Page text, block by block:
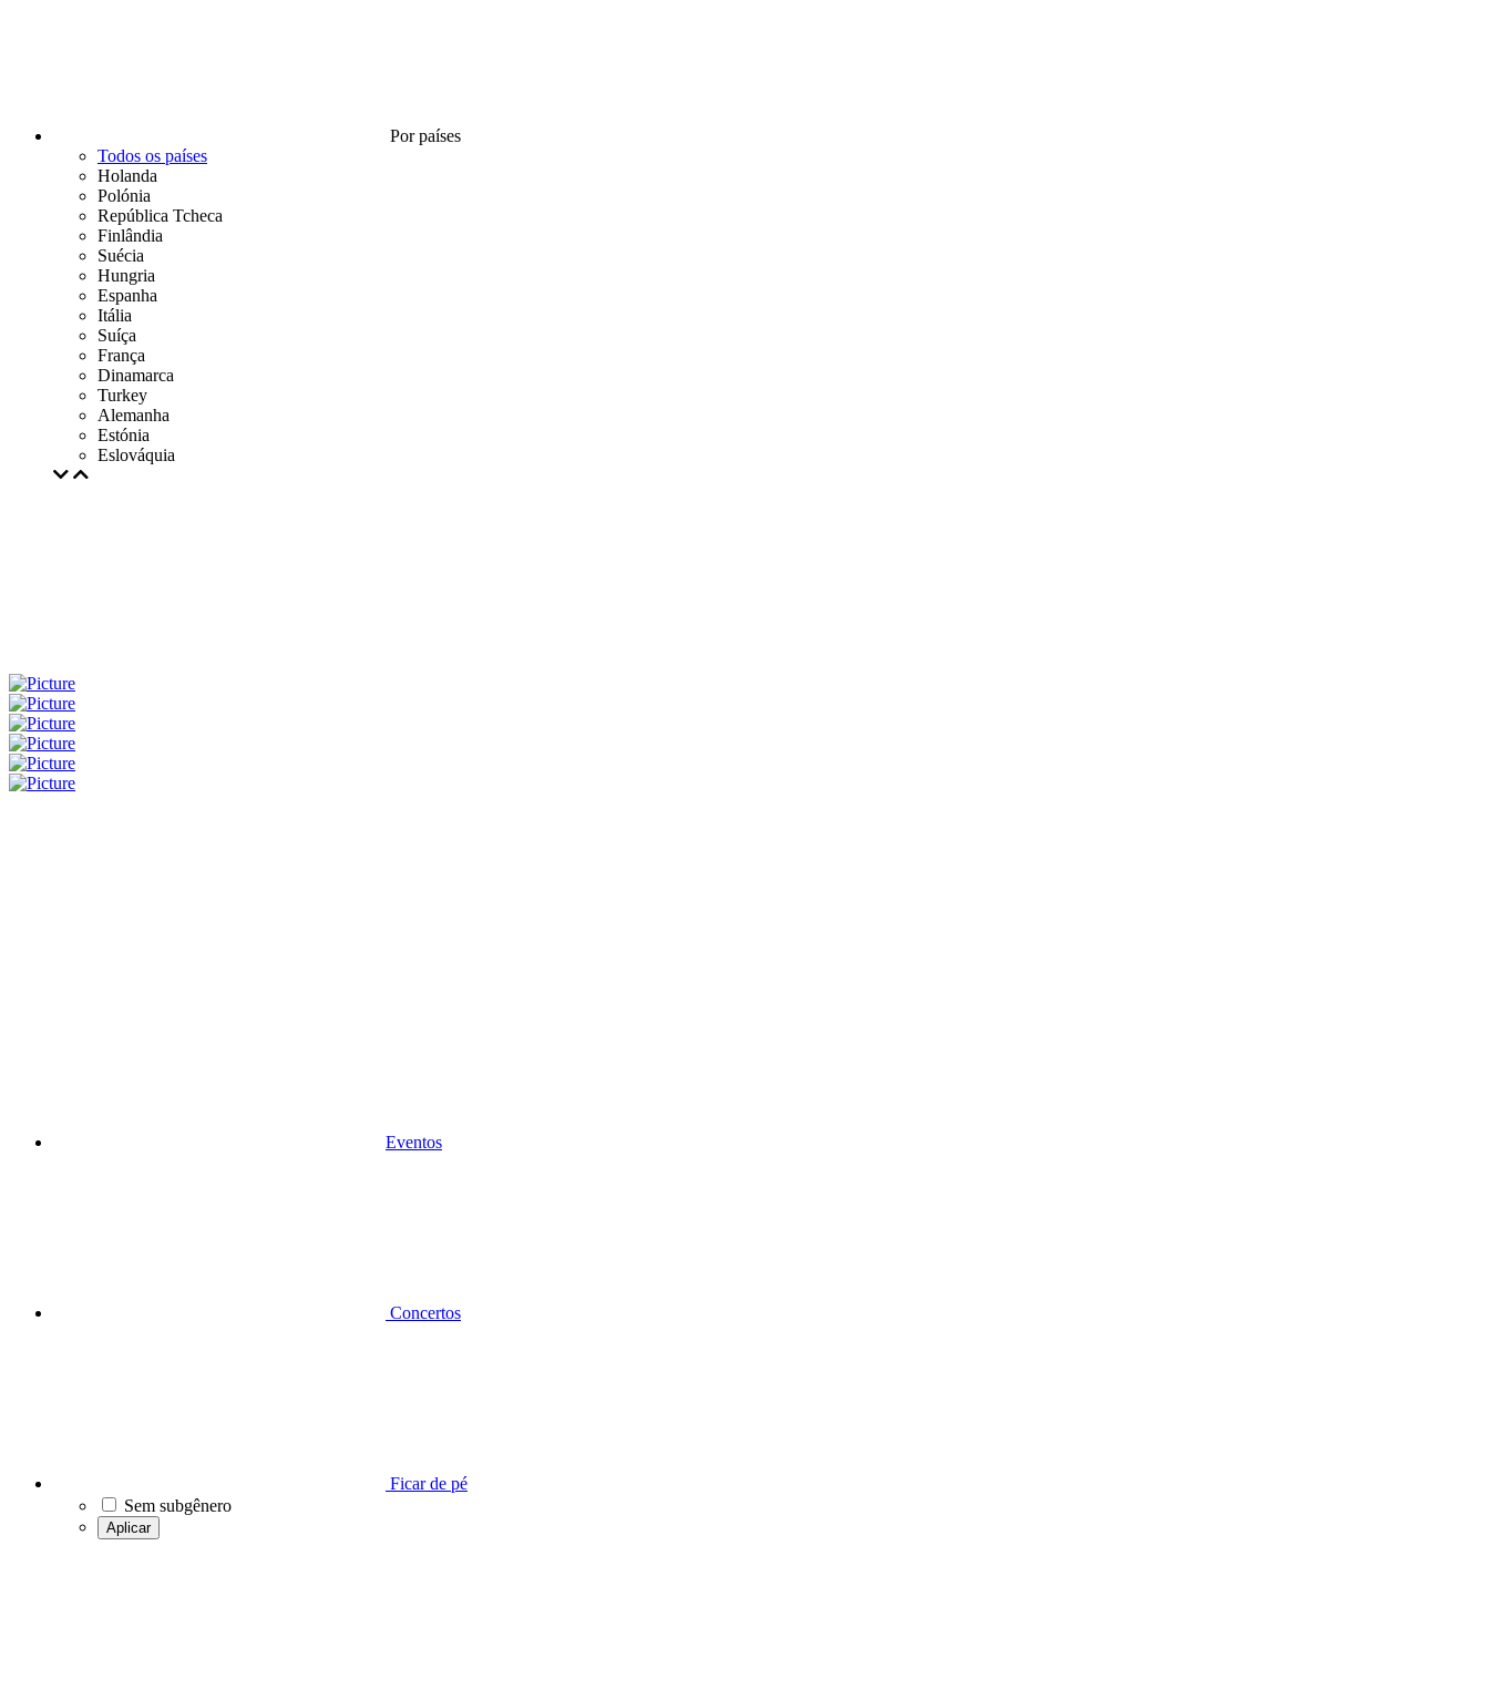
Por países
Todos os países
Holanda
Polónia
República Tcheca
Finlândia
Suécia
Hungria
Espanha
Itália
Suíça
França
Dinamarca
Turkey
Alemanha
Estónia
Eslováquia
Eventos
Concertos
Ficar de pé
Sem subgênero
Aplicar